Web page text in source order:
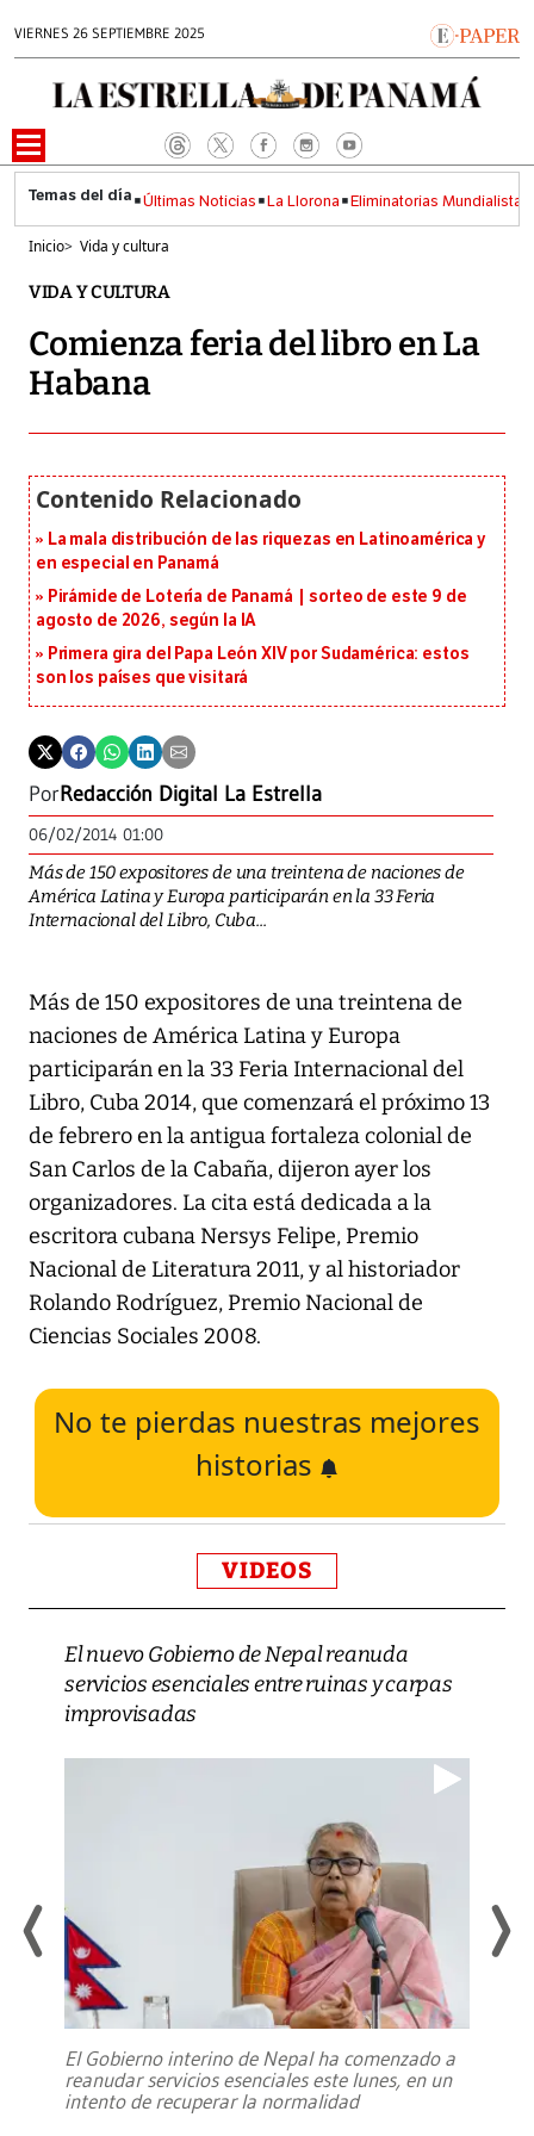
VIERNES 26 SEPTIEMBRE 2025
Últimas Noticias La Llorona Eliminatorias Mundialistas
Inicio> Vida y cultura
VIDA Y CULTURA
Comienza feria del libro en La
Habana
La mala distribución de las riquezas en Latinoamérica y
en especial en Panamá
Pirámide de Lotería de Panamá | sorteo de este 9 de
agosto de 2026, según la IA
Primera gira del Papa León XIV por Sudamérica: estos
son los países que visitará
PorRedacción Digital La Estrella
06/02/2014 01:00
Más de 150 expositores de una treintena de naciones de
América Latina y Europa participarán en la 33 Feria
Internacional del Libro, Cuba...
Más de 150 expositores de una treintena de
naciones de América Latina y Europa
participarán en la 33 Feria Internacional del
Libro, Cuba 2014, que comenzará el próximo 13
de febrero en la antigua fortaleza colonial de
San Carlos de la Cabaña, dijeron ayer los
organizadores. La cita está dedicada a la
escritora cubana Nersys Felipe, Premio
Nacional de Literatura 2011, y al historiador
Rolando Rodríguez, Premio Nacional de
Ciencias Sociales 2008.
No te pierdas nuestras mejores
historias
VIDEOS
El nuevo Gobierno de Nepal reanuda
servicios esenciales entre ruinas y carpas
improvisadas
El Gobierno interino de Nepal ha comenzado a
reanudar servicios esenciales este lunes, en un
intento de recuperar la normalidad